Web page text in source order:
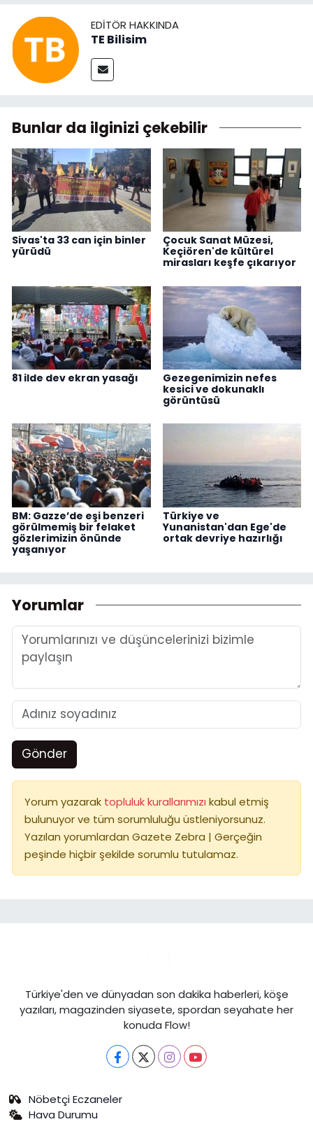
EDITÖR HAKKINDA
TE Bilisim
Bunlar da ilginizi çekebilir
Sivas'ta 33 can için binler
yürüdü
Çocuk Sanat Müzesi,
Keçiören'de kültürel
mirasları keşfe çıkarıyor
81 ilde dev ekran yasağı
Gezegenimizin nefes
kesici ve dokunaklı
görüntüsü
BM: Gazze’de eşi benzeri
görülmemiş bir felaket
gözlerimizin önünde
yaşanıyor
Türkiye ve
Yunanistan'dan Ege'de
ortak devriye hazırlığı
Yorumlar
Gönder
Yorum yazarak topluluk kurallarımızı kabul etmiş
bulunuyor ve tüm sorumluluğu üstleniyorsunuz.
Yazılan yorumlardan Gazete Zebra | Gerçeğin
peşinde hiçbir şekilde sorumlu tutulamaz.
Türkiye'den ve dünyadan son dakika haberleri, köşe
yazıları, magazinden siyasete, spordan seyahate her
konuda Flow!
Nöbetçi Eczaneler
Hava Durumu